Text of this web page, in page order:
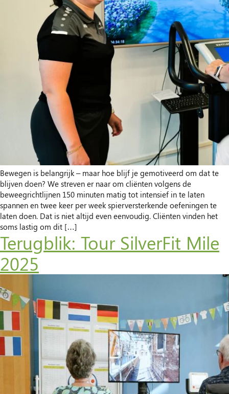
Bewegen is belangrijk – maar hoe blijf je gemotiveerd om dat te
blijven doen? We streven er naar om cliënten volgens de
beweegrichtlijnen 150 minuten matig tot intensief in te laten
spannen en twee keer per week spierversterkende oefeningen te
laten doen. Dat is niet altijd even eenvoudig. Cliënten vinden het
soms lastig om dit […]
Terugblik: Tour SilverFit Mile
2025